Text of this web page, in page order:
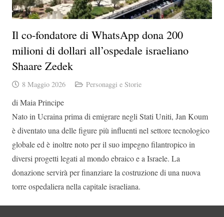
Il co-fondatore di WhatsApp dona 200
milioni di dollari all’ospedale israeliano
Shaare Zedek
8 Maggio 2026 Personaggi e Storie
di Maia Principe
Nato in Ucraina prima di emigrare negli Stati Uniti, Jan Koum
è diventato una delle figure più influenti nel settore tecnologico
globale ed è inoltre noto per il suo impegno filantropico in
diversi progetti legati al mondo ebraico e a Israele. La
donazione servirà perfinanziare la costruzione di una nuova
torre ospedaliera nella capitale israeliana.